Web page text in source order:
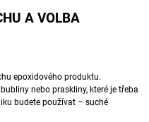
A VOLBA
epoxidového produktu.
nebo praskliny, které je třeba
budete používat – suché